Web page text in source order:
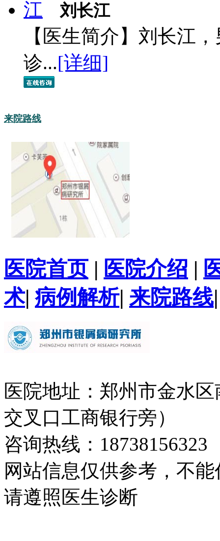
刘长江
【医生简介】刘长江
诊...[详细]
来院路线
医院首页| 医院介绍 |
术| 病例解析| 来院路线
医院地址：郑州市金水
交叉口工商银行旁）
咨询热线：18738156323
网站信息仅供参考，不
请遵照医生诊断